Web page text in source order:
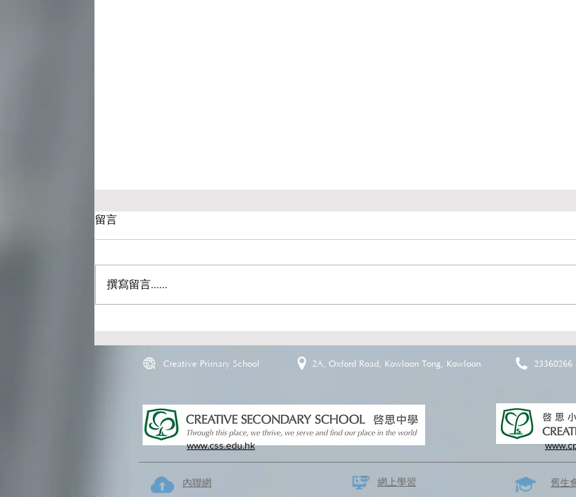
留言
撰寫留言......
Creative Primary School 2A, Oxford Road, Kowloon Tong, Kowloon 23360266
www.css.edu.hk
內聯網 網上學習 舊生